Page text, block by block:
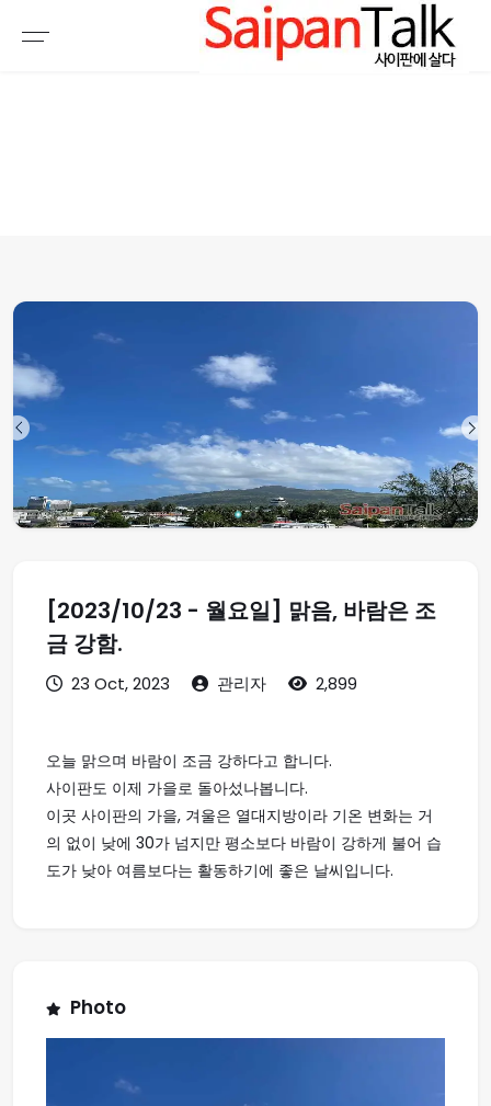
[2023/10/23 - 월요일] 맑음, 바람은 조
금 강함.
23 Oct, 2023 관리자 2,899
오늘 맑으며 바람이 조금 강하다고 합니다.
사이판도 이제 가을로 돌아섰나봅니다.
이곳 사이판의 가을, 겨울은 열대지방이라 기온 변화는 거
의 없이 낮에 30가 넘지만 평소보다 바람이 강하게 불어 습
도가 낮아 여름보다는 활동하기에 좋은 날씨입니다.
Photo
여행정보
생활정보